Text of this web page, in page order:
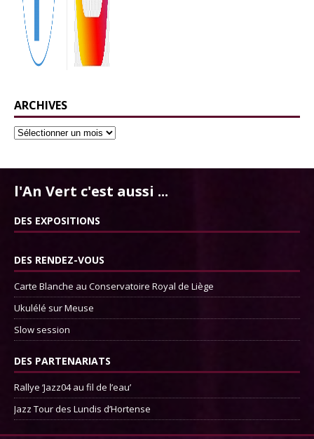
ARCHIVES
l'An Vert c'est aussi ...
DES EXPOSITIONS
DES RENDEZ-VOUS
Carte Blanche au Conservatoire Royal de Liège
Ukulélé sur Meuse
Slow session
DES PARTENARIATS
Rallye ‘Jazz04 au fil de l’eau’
Jazz Tour des Lundis d’Hortense